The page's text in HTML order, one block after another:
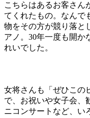
こちらはあるお客さん
てくれたもの。なんで
物をその方が競り落と
アノ。30年一度も開か
れいでした。
女将さんも「ぜひこの
で、お祝いや女子会、
ニコンサートなど、い